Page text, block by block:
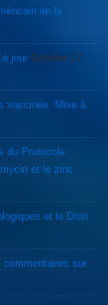
en la
jour October 17,
vaccinés. Mise à
du Protocole
et le zinc
et le Droit
commentaires sur